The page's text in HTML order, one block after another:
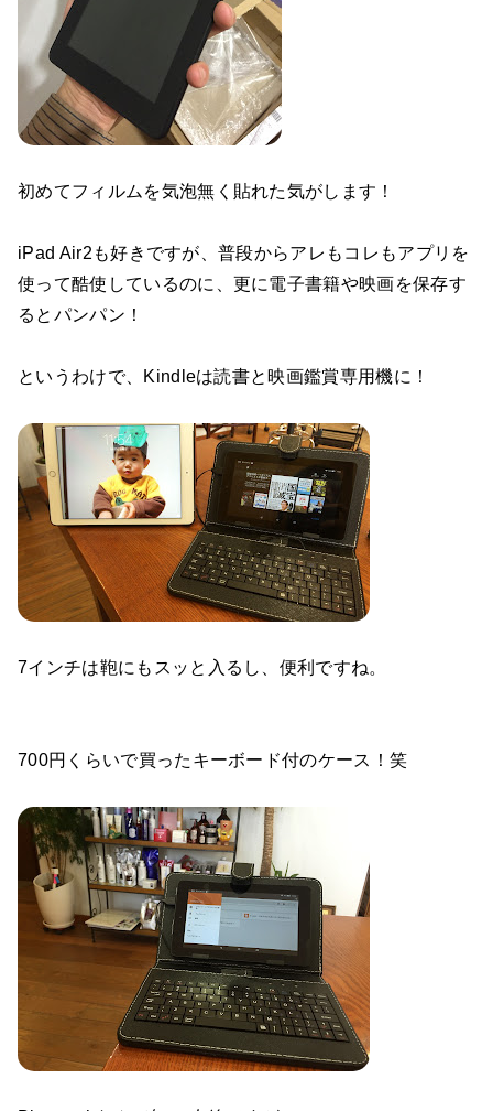
初めてフィルムを気泡無く貼れた気がします！
iPad Air2も好きですが、普段からアレもコレもアプリを
使って酷使しているのに、更に電子書籍や映画を保存す
るとパンパン！
というわけで、Kindleは読書と映画鑑賞専用機に！
7インチは鞄にもスッと入るし、便利ですね。
700円くらいで買ったキーボード付のケース！笑